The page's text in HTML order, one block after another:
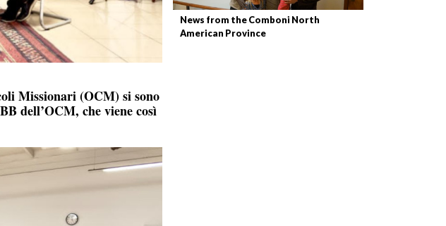
News from the Comboni North
American Province
Missionari (OCM) si sono
dell’OCM, che viene così